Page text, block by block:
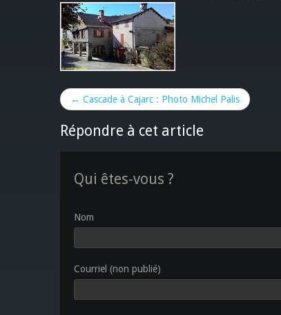
← Cascade à Cajarc : Photo Michel Palis
Répondre à cet article
Qui êtes-vous ?
Nom
Courriel (non publié)